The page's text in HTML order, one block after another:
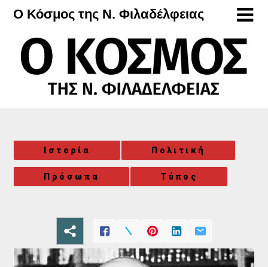
Μετάβαση
περιεχόμενο
Ο Κόσμος της Ν. Φιλαδέλφειας
Ιστορία Πολιτική
Πρόσωπα Τύπος